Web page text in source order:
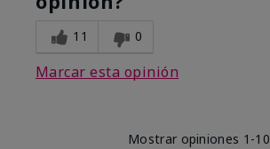
11 0
Marcar esta opinión
Mostrar opiniones 1-10